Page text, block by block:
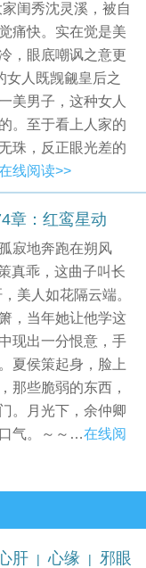
闺秀沈灵溪，被自
痛快。实在觉是美
，眼底嘲讽之意更
女人既觊觎皇后之
美男子，这种女人
。至于看上人家的
珠，反正眼光差的
线阅读>>
章：红鸾星动
孤寂地奔跑在朔风
真乖，这曲子叫长
美人如花隔云端。
，当年她让他学这
现出一分恨意，手
夏侯策起身，脸上
那些脆弱的东西，
。月光下，余仲卿
气。～～…在线阅
肝 | 心缘 | 邪眼